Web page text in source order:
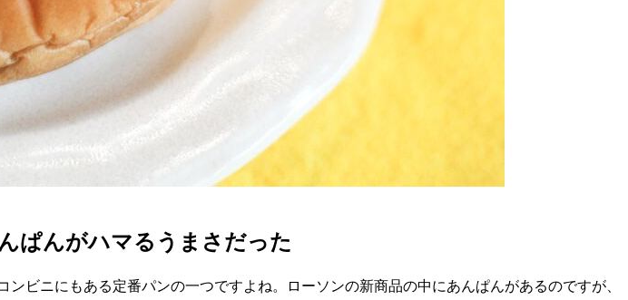
ぱんがハマるうまさだった
ビニにもある定番パンの一つですよね。ローソンの新商品の中にあんぱんがあるのですが、